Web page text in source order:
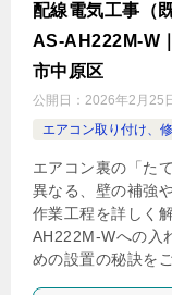
配線電気工事（
AS-AH222M-W
市中原区
公開日： 2026年2月25
エアコン取り付け、
エアコン裏の「た
異なる、壁の補強
作業工程を詳しく
AH222M-Wへの入
めの設置の秘訣を